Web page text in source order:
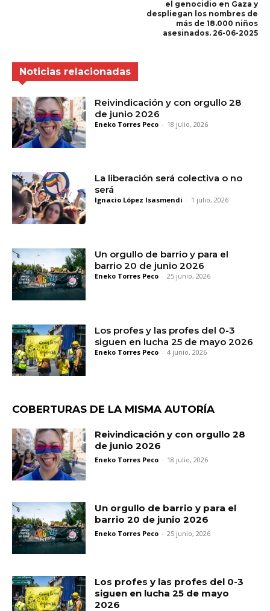
el genocidio en Gaza y
despliegan los nombres de
más de 18.000 niños
asesinados. 26-06-2025
Noticias relacionadas
Reivindicación y con orgullo 28
de junio 2026
Eneko Torres Peco - 18 julio, 2026
La liberación será colectiva o no
será
Ignacio López Isasmendi - 1 julio, 2026
Un orgullo de barrio y para el
barrio 20 de junio 2026
Eneko Torres Peco - 25 junio, 2026
Los profes y las profes del 0-3
siguen en lucha 25 de mayo 2026
Eneko Torres Peco - 4 junio, 2026
COBERTURAS DE LA MISMA AUTORÍA
Reivindicación y con orgullo 28
de junio 2026
Eneko Torres Peco - 18 julio, 2026
Un orgullo de barrio y para el
barrio 20 de junio 2026
Eneko Torres Peco - 25 junio, 2026
Los profes y las profes del 0-3
siguen en lucha 25 de mayo
2026